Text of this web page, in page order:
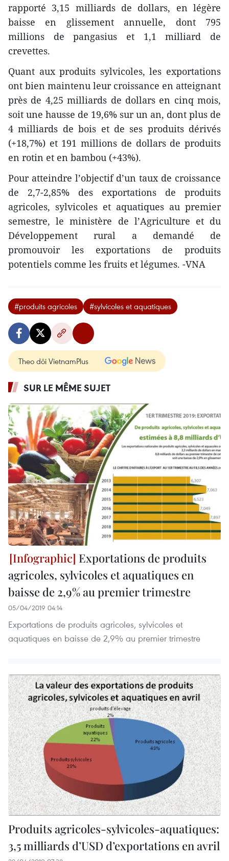
rapporté 3,15 milliards de dollars, en légère
baisse en glissement annuelle, dont 795
millions de pangasius et 1,1 milliard de
crevettes.
Quant aux produits sylvicoles, les exportations
ont bien maintenu leur croissance en atteignant
près de 4,25 milliards de dollars en cinq mois,
soit une hausse de 19,6% sur un an, dont plus de
4 milliards de bois et de ses produits dérivés
(+18,7%) et 191 millions de dollars de produits
en rotin et en bambou (+43%).
Pour atteindre l’objectif d’un taux de croissance
de 2,7-2,85% des exportations de produits
agricoles, sylvicoles et aquatiques au premier
semestre, le ministère de l’Agriculture et du
Développement rural a demandé de
promouvoir les exportations de produits
potentiels comme les fruits et légumes. -VNA
#produits agricoles #sylvicoles et aquatiques
Theo dõi VietnamPlus
SUR LE MÊME SUJET
Exportations de produits
agricoles, sylvicoles et aquatiques en
baisse de 2,9% au premier trimestre
05/04/2019 04:14
Exportations de produits agricoles, sylvicoles et
aquatiques en baisse de 2,9% au premier trimestre
Produits agricoles-sylvicoles-aquatiques:
3,5 milliards d’USD d’exportations en avril